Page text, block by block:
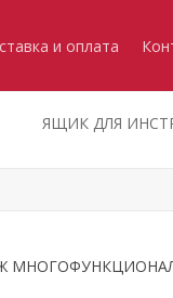
и оплата
ЯЩИК ДЛЯ